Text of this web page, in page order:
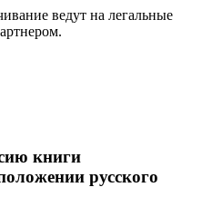
ведут на легальные
книги
русского